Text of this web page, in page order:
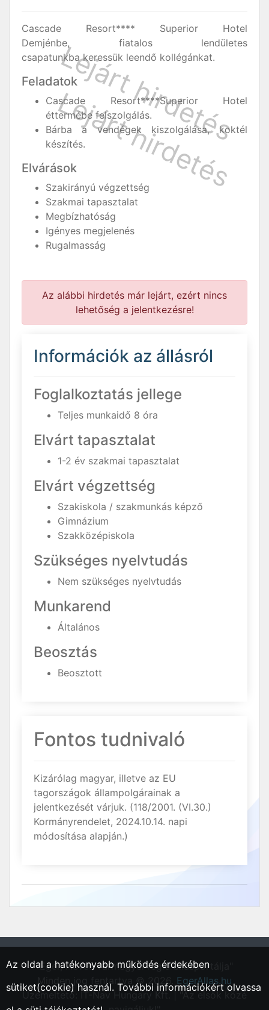
Cascade Resort**** Superior Hotel
Demjénbe, fiatalos lendületes
csapatunkba keressük leendő kollégánkat.
Feladatok
Cascade Resort****Superior Hotel
éttermébe felszolgálás.
Bárba a vendégek kiszolgálása, koktél
készítés.
Elvárások
Szakirányú végzettség
Szakmai tapasztalat
Megbízhatóság
Igényes megjelenés
Rugalmasság
Az alábbi hirdetés már lejárt, ezért nincs
lehetőség a jelentkezésre!
Információk az állásról
Foglalkoztatás jellege
Teljes munkaidő 8 óra
Elvárt tapasztalat
1-2 év szakmai tapasztalat
Elvárt végzettség
Szakiskola / szakmunkás képző
Gimnázium
Szakközépiskola
Szükséges nyelvtudás
Nem szükséges nyelvtudás
Munkarend
Általános
Beosztás
Beosztott
Fontos tudnivaló
Kizárólag magyar, illetve az EU
tagországok állampolgárainak a
jelentkezését várjuk. (118/2001. (VI.30.)
Kormányrendelet, 2024.10.14. napi
módosítása alapján.)
"Eger, Heves vármegyei régió állásportálja"
Minden jog fentartva © 2026. EgerAllas.hu
Üzemeltető: IT-Nav Hungary Kft. | "Az elsők közé
Az oldal a hatékonyabb működés érdekében
sütiket(cookie) használ. További információkért olvassa